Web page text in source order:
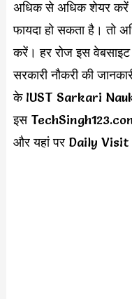
अधिक से अधिक शेयर
फायदा हो सकता है। तो
करें। हर रोज इस
सरकारी नौकरी की
के IUST Sarkari
इस
और यहां पर Daily Visit